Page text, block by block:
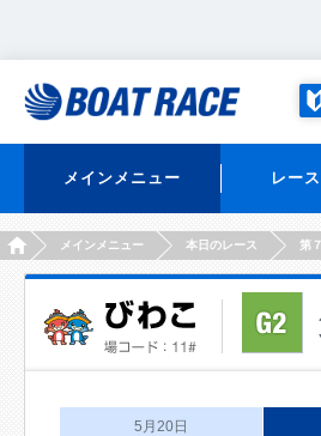
メインメニュー レー
HOMEメインメニュー 本日のレース 第
5月20日